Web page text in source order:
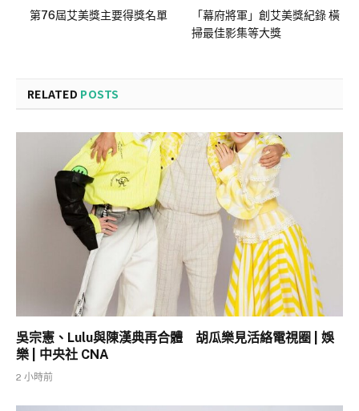
第76屆艾美獎主要得獎名單
「幕府將軍」創艾美獎紀錄 橫
掃最佳影集等大獎
RELATED POSTS
吳宗憲、Lulu與陳漢典再合體 胡瓜樂見活絡電視圈 | 娛
樂 | 中央社 CNA
2 小時前